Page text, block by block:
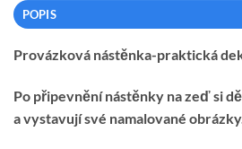
POPIS
Provázková nástěnka-praktická
Po připevnění nástěnky na zeď si
a vystavují své namalované